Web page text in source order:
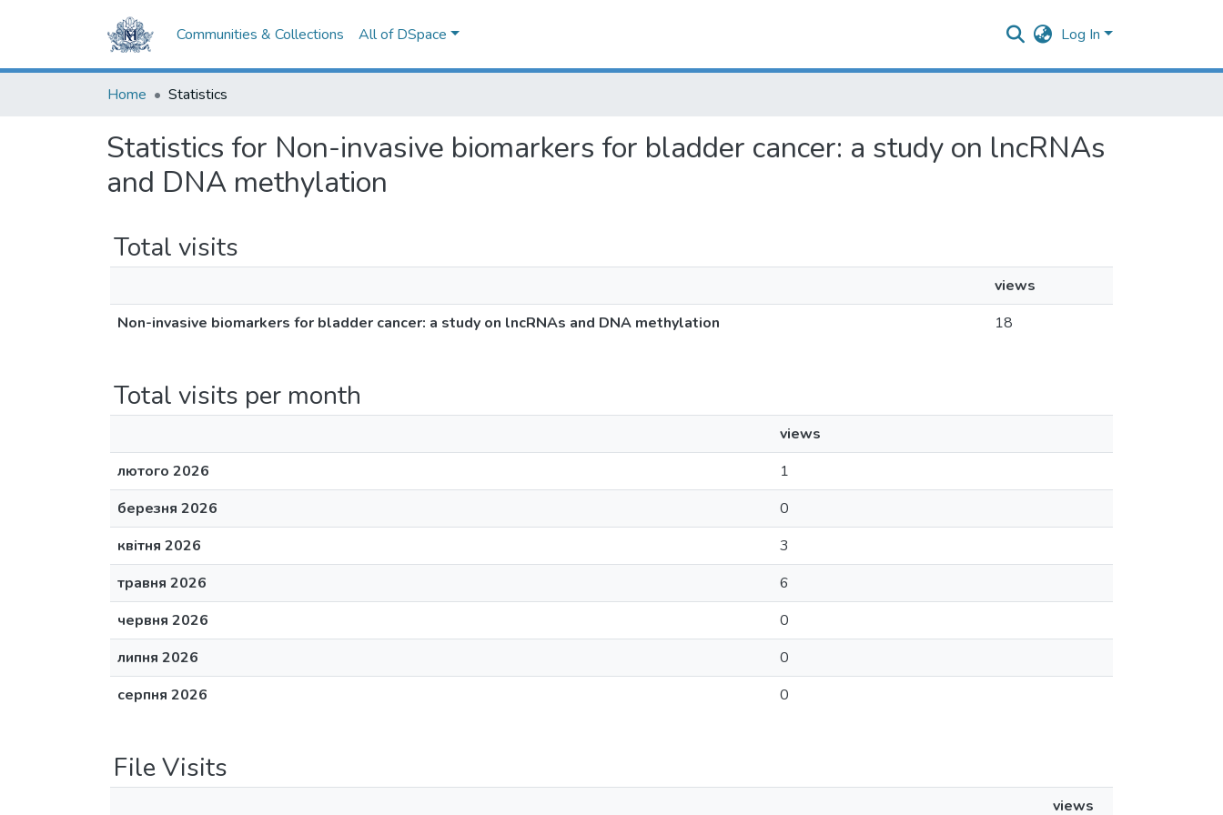
Communities & Collections All of DSpace Log In
Home Statistics
Statistics for Non-invasive biomarkers for bladder cancer: a study on lncRNAs
and DNA methylation
Total visits
views
Non-invasive biomarkers for bladder cancer: a study on lncRNAs and DNA methylation
18
Total visits per month
views
лютого 2026
1
березня 2026
0
квітня 2026
3
травня 2026
6
червня 2026
0
липня 2026
0
серпня 2026
0
File Visits
views